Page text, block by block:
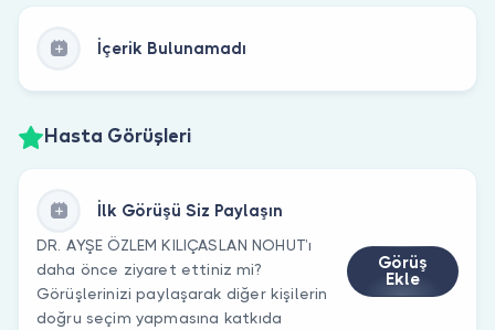
İçerik Bulunamadı
Hasta Görüşleri
İlk Görüşü Siz Paylaşın
DR. AYŞE ÖZLEM KILIÇASLAN NOHUT’ı
daha önce ziyaret ettiniz mi?
Görüşlerinizi paylaşarak diğer kişilerin
doğru seçim yapmasına katkıda
Görüş
Ekle